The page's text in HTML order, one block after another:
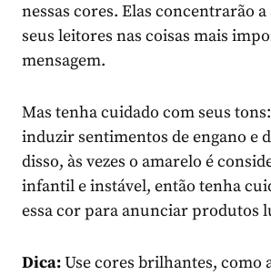
nessas cores. Elas concentrarão a
seus leitores nas coisas mais
mensagem.
Mas tenha cuidado com seus
induzir sentimentos de engano e
disso, às vezes o amarelo é
infantil e instável, então tenha
essa cor para anunciar produtos
Dica:Use cores brilhantes, como